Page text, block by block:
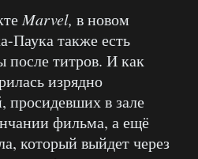
Marvel, в новом
Паука также есть
после титров. И как
изрядно
просидевших в зале
фильма, а ещё
который выйдет через